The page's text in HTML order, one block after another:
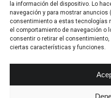
la información del dispositivo. Lo
navegación y para mostrar anuncios
consentimiento a estas tecnologías
el comportamiento de navegación o
consentir o retirar el
ciertas características y funciones.
637 865 711
Política
Política de